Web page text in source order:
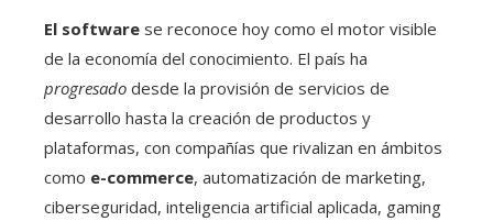
El software se reconoce hoy como el motor visible
de la economía del conocimiento. El país ha
progresado desde la provisión de servicios de
desarrollo hasta la creación de productos y
plataformas, con compañías que rivalizan en ámbitos
como e-commerce, automatización de marketing,
ciberseguridad, inteligencia artificial aplicada, gaming